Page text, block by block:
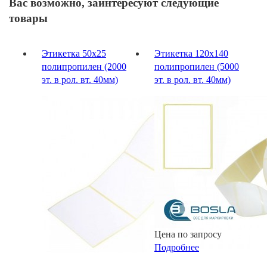
Вас возможно, заинтересуют следующие
товары
Этикетка 50х25
полипропилен (2000
эт. в рол. вт. 40мм)
Этикетка 120х140
полипропилен (5000
эт. в рол. вт. 40мм)
Цена по запросу
Подробнее